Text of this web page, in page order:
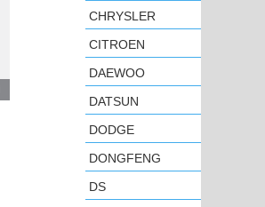
CHRYSLER
CITROEN
DAEWOO
DATSUN
DODGE
DONGFENG
DS